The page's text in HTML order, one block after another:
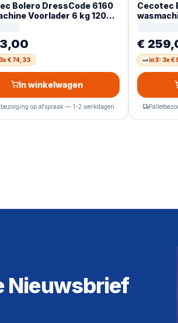
Bolero DressCode 6160
Voorlader 6 kg 1200
€ 74,33
In winkelwagen
op afspraak — 1-2 werkdagen
Cecotec
€
in3: 3x €
Nieuwsbrief